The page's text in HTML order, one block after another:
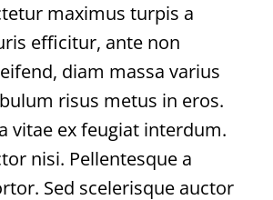
maximus turpis a
efficitur, ante non
diam massa varius
risus metus in eros.
vitae ex feugiat interdum.
nisi. Pellentesque a
Sed scelerisque auctor